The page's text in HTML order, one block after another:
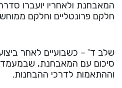
המאבחנת ולאחריו יועברו
חלקם פרונטליים וחלקם
שלב ד' – כשבועיים לאחר
סיכום עם המאבחנת,
וההתאמות לדרכי ההבחנות.